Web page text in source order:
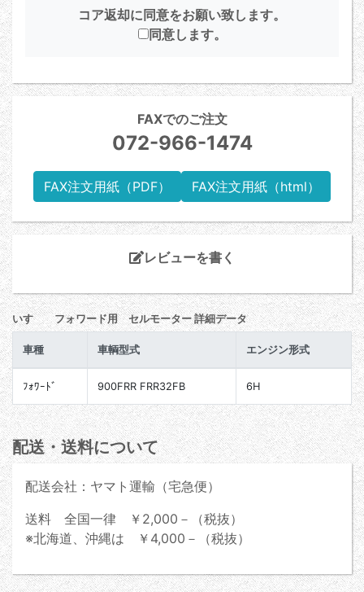
コア返却に同意をお願い致します。
同意します。
FAXでのご注文
072-966-1474
FAX注文用紙（PDF） FAX注文用紙（html）
レビューを書く
いすゞ フォワード用 セルモーター 詳細データ
車種 車輌型式 エンジン形式
ﾌｫﾜｰﾄﾞ 900FRR FRR32FB 6H
配送・送料について
配送会社：ヤマト運輸（宅急便）
送料 全国一律 ￥2,000－（税抜）
※北海道、沖縄は ￥4,000－（税抜）